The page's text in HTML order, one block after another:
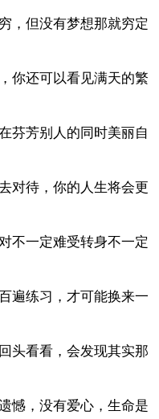
，但没有梦想那就穷定
你还可以看见满天的繁
芬芳别人的同时美丽自
对待，你的人生将会更
不一定难受转身不一定
遍练习，才可能换来一
头看看，会发现其实那
憾，没有爱心，生命是